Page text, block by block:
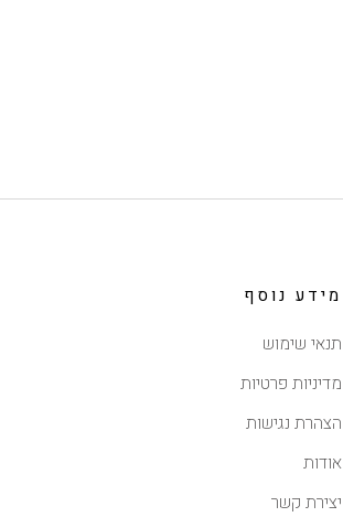
מידע נוסף
תנאי שימוש
מדיניות פרטיות
הצהרת נגישות
אודות
יצירת קשר